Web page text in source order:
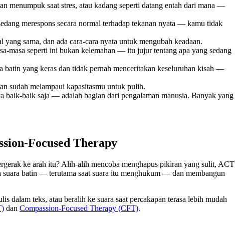
menumpuk saat stres, atau kadang seperti datang entah dari mana —
merespons secara normal terhadap tekanan nyata — kamu tidak
sama, dan ada cara-cara nyata untuk mengubah keadaan.
masa seperti ini bukan kelemahan — itu jujur tentang apa yang sedang
yang keras dan tidak pernah menceritakan keseluruhan kisah —
sudah melampaui kapasitasmu untuk pulih.
baik-baik saja — adalah bagian dari pengalaman manusia. Banyak yang
Focused Therapy
ke arah itu? Alih-alih mencoba menghapus pikiran yang sulit, ACT
batin — terutama saat suara itu menghukum — dan membangun
dalam teks, atau beralih ke suara saat percakapan terasa lebih mudah
dan Compassion-Focused Therapy (CFT).